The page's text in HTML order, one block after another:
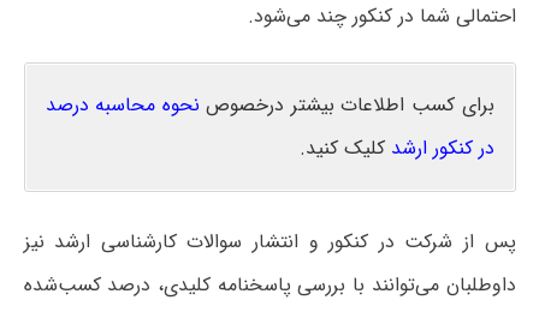
احتمالی شما در کنکور چند می‌شود.
برای کسب اطلاعات بیشتر درخصوص نحوه محاسبه درصد
در کنکور ارشد کلیک کنید.
پس از شرکت در کنکور و انتشار سوالات کارشناسی ارشد نیز
داوطلبان می‌توانند با بررسی پاسخنامه کلیدی، درصد کسب‌شده